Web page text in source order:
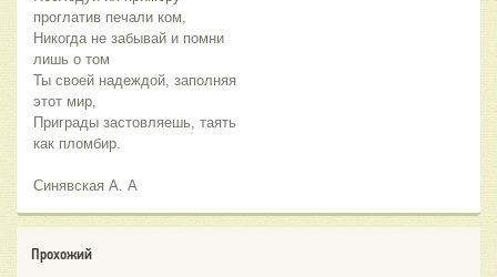
проглатив печали ком,
Никогда не забывай и помни
лишь о том
Ты своей надеждой, заполняя
этот мир,
Приграды застовляешь, таять
как пломбир.
Синявская А. А
Прохожий